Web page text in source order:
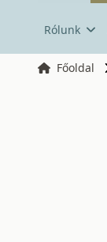
Rólunk
Főoldal